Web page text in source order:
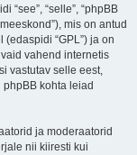
“see”, “selle”, “phpBB
mis on antud
(edaspidi “GPL”) ja on
vahend internetis
vastutav selle eest,
kohta leiad
ja moderaatorid
nii kiiresti kui